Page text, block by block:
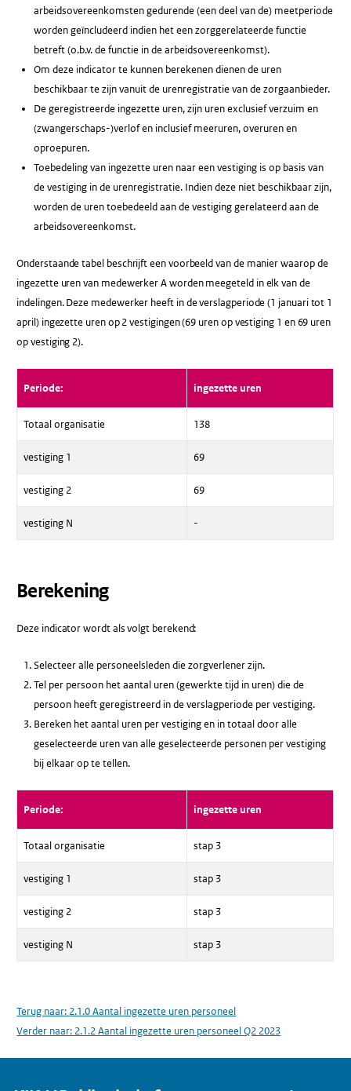
arbeidsovereenkomsten gedurende (een deel van de) meetperiode
worden geïncludeerd indien het een zorggerelateerde functie
betreft (o.b.v. de functie in de arbeidsovereenkomst).
Om deze indicator te kunnen berekenen dienen de uren
beschikbaar te zijn vanuit de urenregistratie van de zorgaanbieder.
De geregistreerde ingezette uren, zijn uren exclusief verzuim en
(zwangerschaps-)verlof en inclusief meeruren, overuren en
oproepuren.
Toebedeling van ingezette uren naar een vestiging is op basis van
de vestiging in de urenregistratie. Indien deze niet beschikbaar zijn,
worden de uren toebedeeld aan de vestiging gerelateerd aan de
arbeidsovereenkomst.
Onderstaande tabel beschrijft een voorbeeld van de manier waarop de
ingezette uren van medewerker A worden meegeteld in elk van de
indelingen. Deze medewerker heeft in de verslagperiode (1 januari tot 1
april) ingezette uren op 2 vestigingen (69 uren op vestiging 1 en 69 uren
op vestiging 2).
Periode: ingezette uren
Totaal organisatie 138
vestiging 1 69
vestiging 2 69
vestiging N -
Berekening
Deze indicator wordt als volgt berekend:
Selecteer alle personeelsleden die zorgverlener zijn.
Tel per persoon het aantal uren (gewerkte tijd in uren) die de
persoon heeft geregistreerd in de verslagperiode per vestiging.
Bereken het aantal uren per vestiging en in totaal door alle
geselecteerde uren van alle geselecteerde personen per vestiging
bij elkaar op te tellen.
Periode: ingezette uren
Totaal organisatie stap 3
vestiging 1 stap 3
vestiging 2 stap 3
vestiging N stap 3
Terug naar: 2.1.0 Aantal ingezette uren personeel
Verder naar: 2.1.2 Aantal ingezette uren personeel Q2 2023